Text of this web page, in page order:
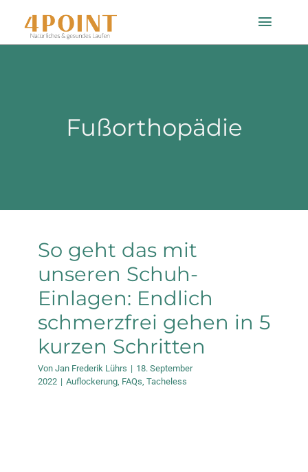
Inhalt
Toggle
Einlagenfinder
Technologie
Mein Konto
Shop
Fußorthopädie
So geht das mit
unseren Schuh-
Einlagen: Endlich
schmerzfrei gehen in 5
kurzen Schritten
Von Jan Frederik Lührs | 18. September
2022 | Auflockerung FAQs Tacheless